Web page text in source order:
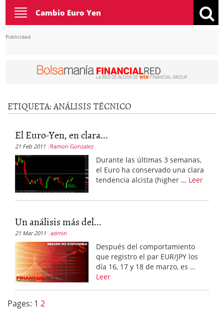
Toggle
navigation
Cambio Euro Yen
Publicidad
ETIQUETA:ANÁLISIS TÉCNICO
El Euro-Yen, en clara...
21 Feb 2011 Ramon Gonzalez
Durante las últimas 3 semanas,
el Euro ha conservado una clara
tendencia alcista (higher … Leer
Un análisis más del...
21 Mar 2011 admin
Después del comportamiento
que registro el par EUR/JPY los
día 16, 17 y 18 de marzo, es …
Leer
Pages: 1 2